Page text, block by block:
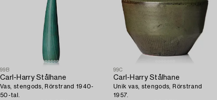
99B
Carl-Harry Stålhane
Vas, stengods, Rörstrand 1940-
50-tal.
99C
Carl-Harry Stålhane
Unik vas, stengods, Rörstrand
1957.